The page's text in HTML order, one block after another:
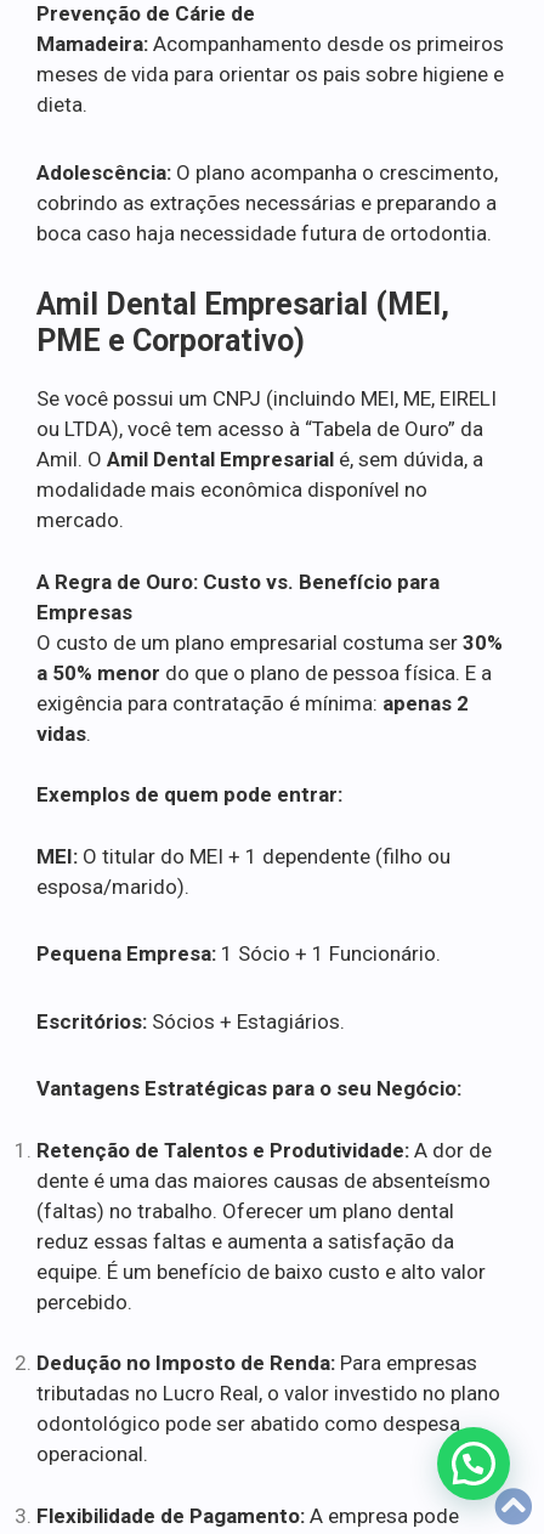
Prevenção de Cárie de
Mamadeira: Acompanhamento desde os primeiros
meses de vida para orientar os pais sobre higiene e
dieta.
Adolescência: O plano acompanha o crescimento,
cobrindo as extrações necessárias e preparando a
boca caso haja necessidade futura de ortodontia.
Amil Dental Empresarial (MEI,
PME e Corporativo)
Se você possui um CNPJ (incluindo MEI, ME, EIRELI
ou LTDA), você tem acesso à “Tabela de Ouro” da
Amil. O Amil Dental Empresarial é, sem dúvida, a
modalidade mais econômica disponível no
mercado.
A Regra de Ouro: Custo vs. Benefício para
Empresas
O custo de um plano empresarial costuma ser 30%
a 50% menor do que o plano de pessoa física. E a
exigência para contratação é mínima: apenas 2
vidas.
Exemplos de quem pode entrar:
MEI: O titular do MEI + 1 dependente (filho ou
esposa/marido).
Pequena Empresa: 1 Sócio + 1 Funcionário.
Escritórios: Sócios + Estagiários.
Vantagens Estratégicas para o seu Negócio:
Retenção de Talentos e Produtividade: A dor de
dente é uma das maiores causas de absenteísmo
(faltas) no trabalho. Oferecer um plano dental
reduz essas faltas e aumenta a satisfação da
equipe. É um benefício de baixo custo e alto valor
percebido.
Dedução no Imposto de Renda: Para empresas
tributadas no Lucro Real, o valor investido no plano
odontológico pode ser abatido como despesa
operacional.
Flexibilidade de Pagamento: A empresa pode